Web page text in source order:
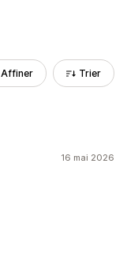
Affiner Trier
16 mai 2026